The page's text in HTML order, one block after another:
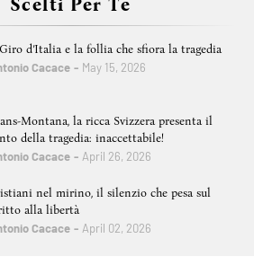
Scelti Per Te
d’Italia e la follia che sfiora la tragedia
Cacace May 15, 2026
Montana, la ricca Svizzera presenta il
della tragedia: inaccettabile!
Cacace April 26, 2026
nel mirino, il silenzio che pesa sul
alla libertà
Cacace April 02, 2026